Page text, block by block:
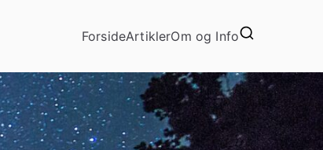
ForsideArtiklerOm og Info